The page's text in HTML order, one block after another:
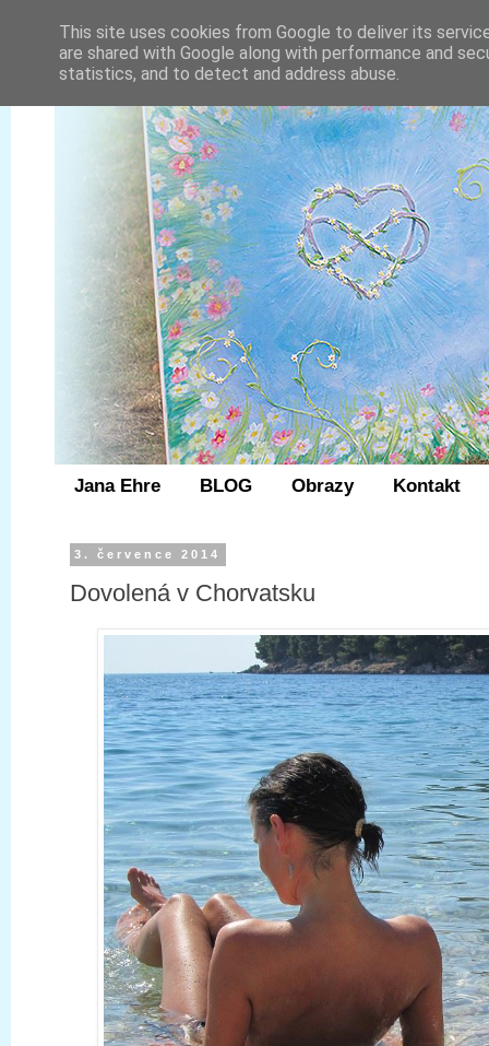
Jana Ehre BLOG Obrazy Kontakt
3. července 2014
Dovolená v Chorvatsku
This site uses cookies from Google to deliver its
are shared with Google along with performance and
statistics, and to detect and address abuse.